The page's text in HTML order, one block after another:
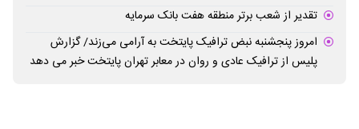
تقدیر از شعب برتر منطقه هفت بانک سرمایه
امروز پنجشنبه نبض ترافیک پایتخت به آرامی می‌زند/ گزارش
پلیس از ترافیک عادی و روان در معابر تهران پایتخت خبر می دهد